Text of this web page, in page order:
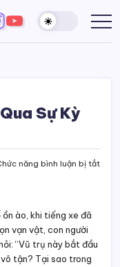
t.me/
https://
Sự Kỳ
năng bình luận bị tắtở
ào, khi tiếng xe đã
vạn vật, con người
“Vũ trụ này bắt đầu
tận? Tại sao trong